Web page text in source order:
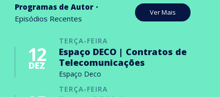
Programas de Autor
Episódios Recentes
Ver Mais
TERÇA-FEIRA
12
DEZ
Espaço DECO | Contratos de
Telecomunicações
Espaço Deco
TERÇA-FEIRA